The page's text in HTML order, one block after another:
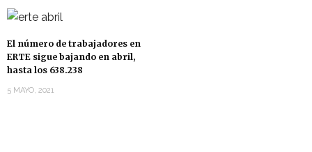
El número de trabajadores en
ERTE sigue bajando en abril,
hasta los 638.238
5 MAYO, 2021